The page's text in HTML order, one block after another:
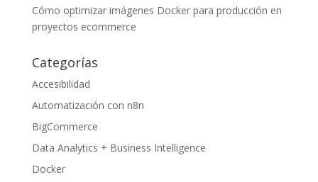
Cómo optimizar imágenes Docker para producción en
proyectos ecommerce
Categorías
Accesibilidad
Automatización con n8n
BigCommerce
Data Analytics + Business Intelligence
Docker